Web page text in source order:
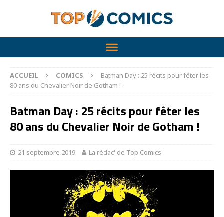
ACCUEIL COMICS
Batman Day : 25 récits pour fêter les
80 ans du Chevalier Noir de Gotham !
Batman Day : 25 récits pour fêter les
80 ans du Chevalier Noir de Gotham !
21 septembre 2019 La rédac' de Top Comics